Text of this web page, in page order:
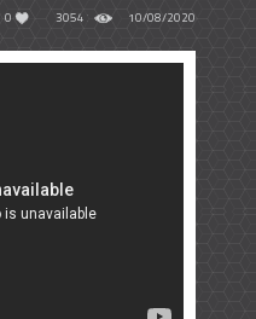
10/08/2020
3054
0